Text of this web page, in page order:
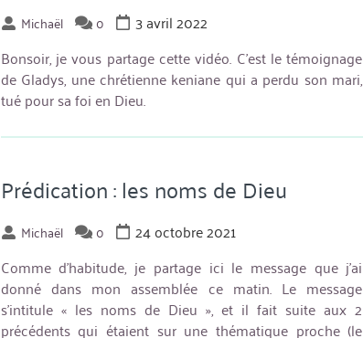
Michaël 0
3 avril 2022
Bonsoir, je vous partage cette vidéo. C’est le témoignage
de Gladys, une chrétienne keniane qui a perdu son mari,
tué pour sa foi en Dieu.
Prédication : les noms de Dieu
Michaël 0
24 octobre 2021
Comme d’habitude, je partage ici le message que j’ai
donné dans mon assemblée ce matin. Le message
s’intitule « les noms de Dieu », et il fait suite aux 2
précédents qui étaient sur une thématique proche (le